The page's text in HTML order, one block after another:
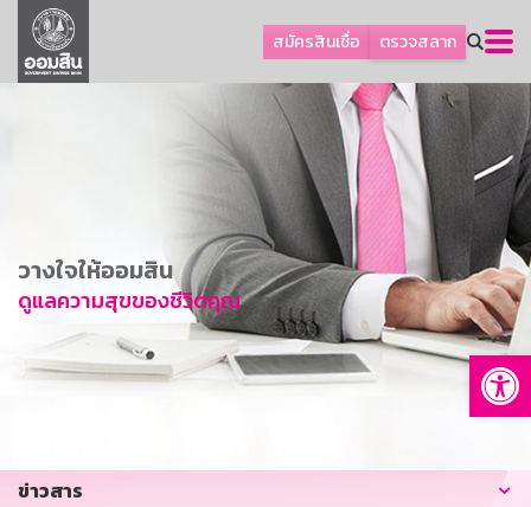
สมัครสินเชื่อ ตรวจสลาก
ลูกค้าธุรกิจ
ลูกค้าผู้ประกอบรายย่อย
การพัฒนาที่ยั่งยืน
ข่าวสาร
บริการทางการเงิน
อื่นๆ
วางใจให้ออมสิน
ดูแลความสุขของชีวิตคุณ
ข่าวสาร